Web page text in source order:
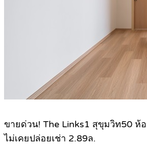
ขายด่วน! The Links1 สุขุมวิท50 ห้
ไม่เคยปล่อยเช่า 2.89ล.